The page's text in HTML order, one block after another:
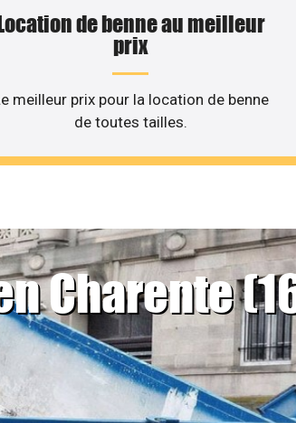
de benne au meilleur
prix
meilleur prix pour la location de benne
de toutes tailles.
Charente